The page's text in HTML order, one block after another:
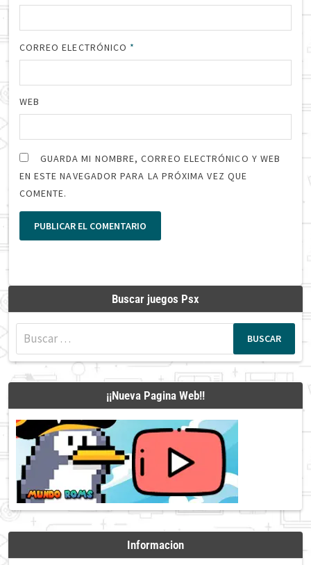
CORREO ELECTRÓNICO *
WEB
GUARDA MI NOMBRE, CORREO ELECTRÓNICO Y WEB
EN ESTE NAVEGADOR PARA LA PRÓXIMA VEZ QUE
COMENTE.
Buscar juegos Psx
Buscar:
¡¡Nueva Pagina Web!!
Informacion